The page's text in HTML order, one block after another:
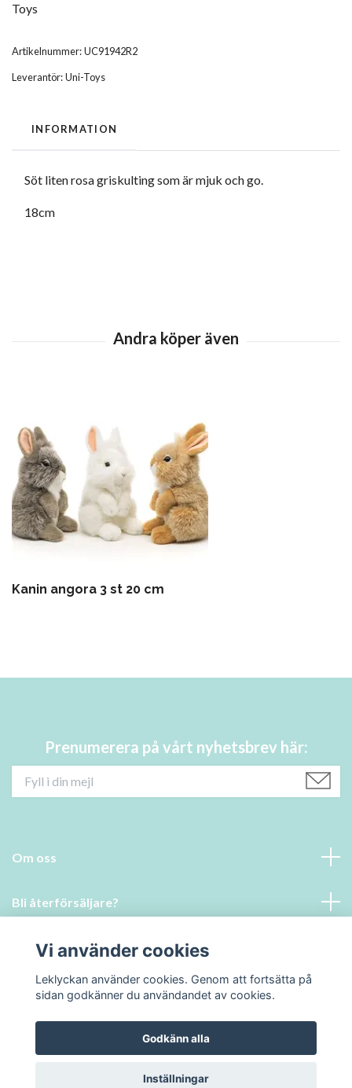
Toys
Artikelnummer:UC91942R2
Leverantör:Uni-Toys
INFORMATION
Söt liten rosa griskulting som är mjuk och go.
18cm
Kanin angora 3 st 20 cm
Prenumerera på vårt nyhetsbrev här:
Om oss
Bli återförsäljare?
Läs mer
Sociala medier
© 2026 Leklyckan
Vi använder cookies
Leklyckan använder cookies. Genom att fortsätta på
sidan godkänner du användandet av cookies.
Godkänn alla
Inställningar